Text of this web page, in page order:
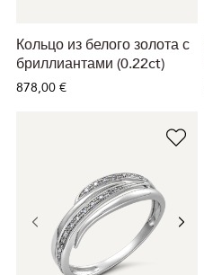
Кольцо из белого золота с
бриллиантами (0.22ct)
878,00 €